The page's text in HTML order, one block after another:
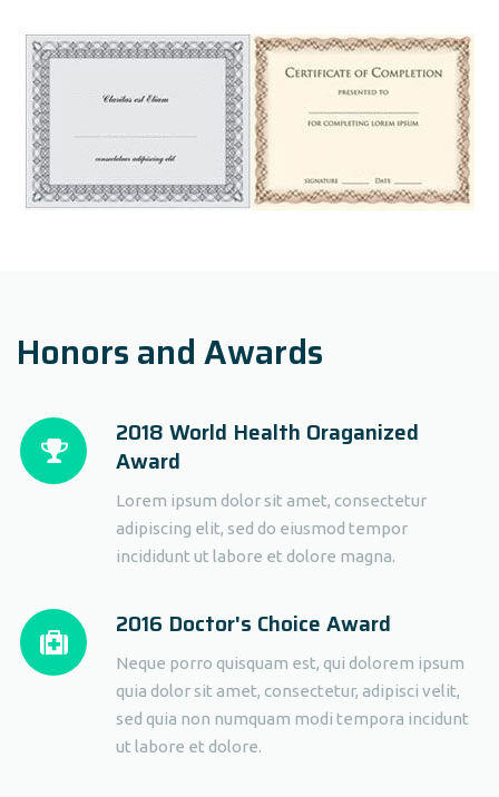
Honors and Awards
2018 World Health Oraganized
Award
Lorem ipsum dolor sit amet, consectetur
adipiscing elit, sed do eiusmod tempor
incididunt ut labore et dolore magna.
2016 Doctor's Choice Award
Neque porro quisquam est, qui dolorem ipsum
quia dolor sit amet, consectetur, adipisci velit,
sed quia non numquam modi tempora incidunt
ut labore et dolore.